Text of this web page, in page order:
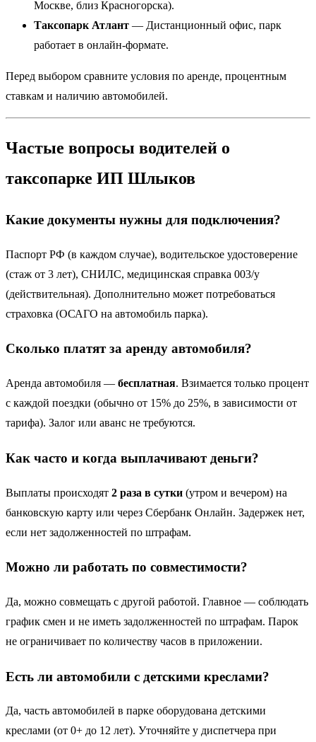
Москве, близ Красногорска).
Таксопарк Атлант — Дистанционный офис, парк
работает в онлайн-формате.
Перед выбором сравните условия по аренде, процентным
ставкам и наличию автомобилей.
Частые вопросы водителей о
таксопарке ИП Шлыков
Какие документы нужны для подключения?
Паспорт РФ (в каждом случае), водительское удостоверение
(стаж от 3 лет), СНИЛС, медицинская справка 003/у
(действительная). Дополнительно может потребоваться
страховка (ОСАГО на автомобиль парка).
Сколько платят за аренду автомобиля?
Аренда автомобиля — бесплатная. Взимается только процент
с каждой поездки (обычно от 15% до 25%, в зависимости от
тарифа). Залог или аванс не требуются.
Как часто и когда выплачивают деньги?
Выплаты происходят 2 раза в сутки (утром и вечером) на
банковскую карту или через Сбербанк Онлайн. Задержек нет,
если нет задолженностей по штрафам.
Можно ли работать по совместимости?
Да, можно совмещать с другой работой. Главное — соблюдать
график смен и не иметь задолженностей по штрафам. Парок
не ограничивает по количеству часов в приложении.
Есть ли автомобили с детскими креслами?
Да, часть автомобилей в парке оборудована детскими
креслами (от 0+ до 12 лет). Уточняйте у диспетчера при